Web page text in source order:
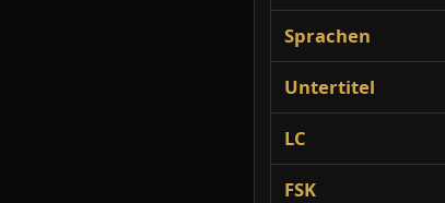
Sprachen
Untertitel
LC
FSK